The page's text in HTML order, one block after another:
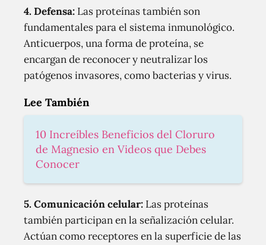
4. Defensa: Las proteínas también son
fundamentales para el sistema inmunológico.
Anticuerpos, una forma de proteína, se
encargan de reconocer y neutralizar los
patógenos invasores, como bacterias y virus.
Lee También
10 Increíbles Beneficios del Cloruro
de Magnesio en Videos que Debes
Conocer
5. Comunicación celular: Las proteínas
también participan en la señalización celular.
Actúan como receptores en la superficie de las